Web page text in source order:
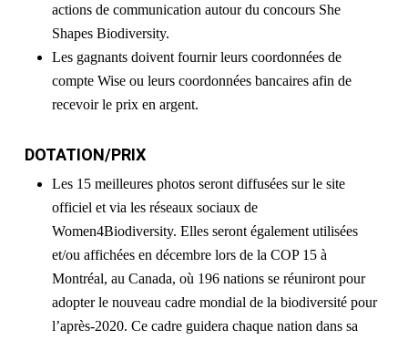
actions de communication autour du concours She
Shapes Biodiversity.
Les gagnants doivent fournir leurs coordonnées de
compte Wise ou leurs coordonnées bancaires afin de
recevoir le prix en argent.
DOTATION/PRIX
Les 15 meilleures photos seront diffusées sur le site
officiel et via les réseaux sociaux de
Women4Biodiversity. Elles seront également utilisées
et/ou affichées en décembre lors de la COP 15 à
Montréal, au Canada, où 196 nations se réuniront pour
adopter le nouveau cadre mondial de la biodiversité pour
l’après-2020. Ce cadre guidera chaque nation dans sa